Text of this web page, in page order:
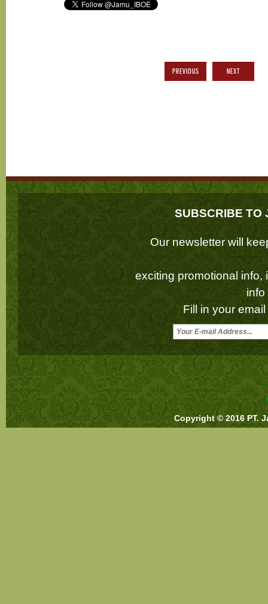
PREVIOUS NEXT
SUBSCRIBE TO
Our newsletter will
exciting promotional info,
info
Fill in your
Copyright © 2016 PT.